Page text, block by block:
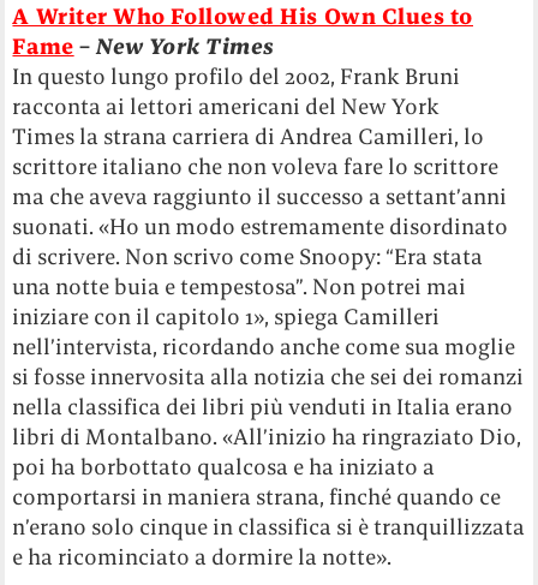
A Writer Who Followed His Own Clues to
Fame –New York Times
In questo lungo profilo del 2002, Frank Bruni
racconta ai lettori americani del New York
Times la strana carriera di Andrea Camilleri, lo
scrittore italiano che non voleva fare lo scrittore
ma che aveva raggiunto il successo a settant’anni
suonati. «Ho un modo estremamente disordinato
di scrivere. Non scrivo come Snoopy: “Era stata
una notte buia e tempestosa”. Non potrei mai
iniziare con il capitolo 1», spiega Camilleri
nell’intervista, ricordando anche come sua moglie
si fosse innervosita alla notizia che sei dei romanzi
nella classifica dei libri più venduti in Italia erano
libri di Montalbano. «All’inizio ha ringraziato Dio,
poi ha borbottato qualcosa e ha iniziato a
comportarsi in maniera strana, finché quando ce
n’erano solo cinque in classifica si è tranquillizzata
e ha ricominciato a dormire la notte».